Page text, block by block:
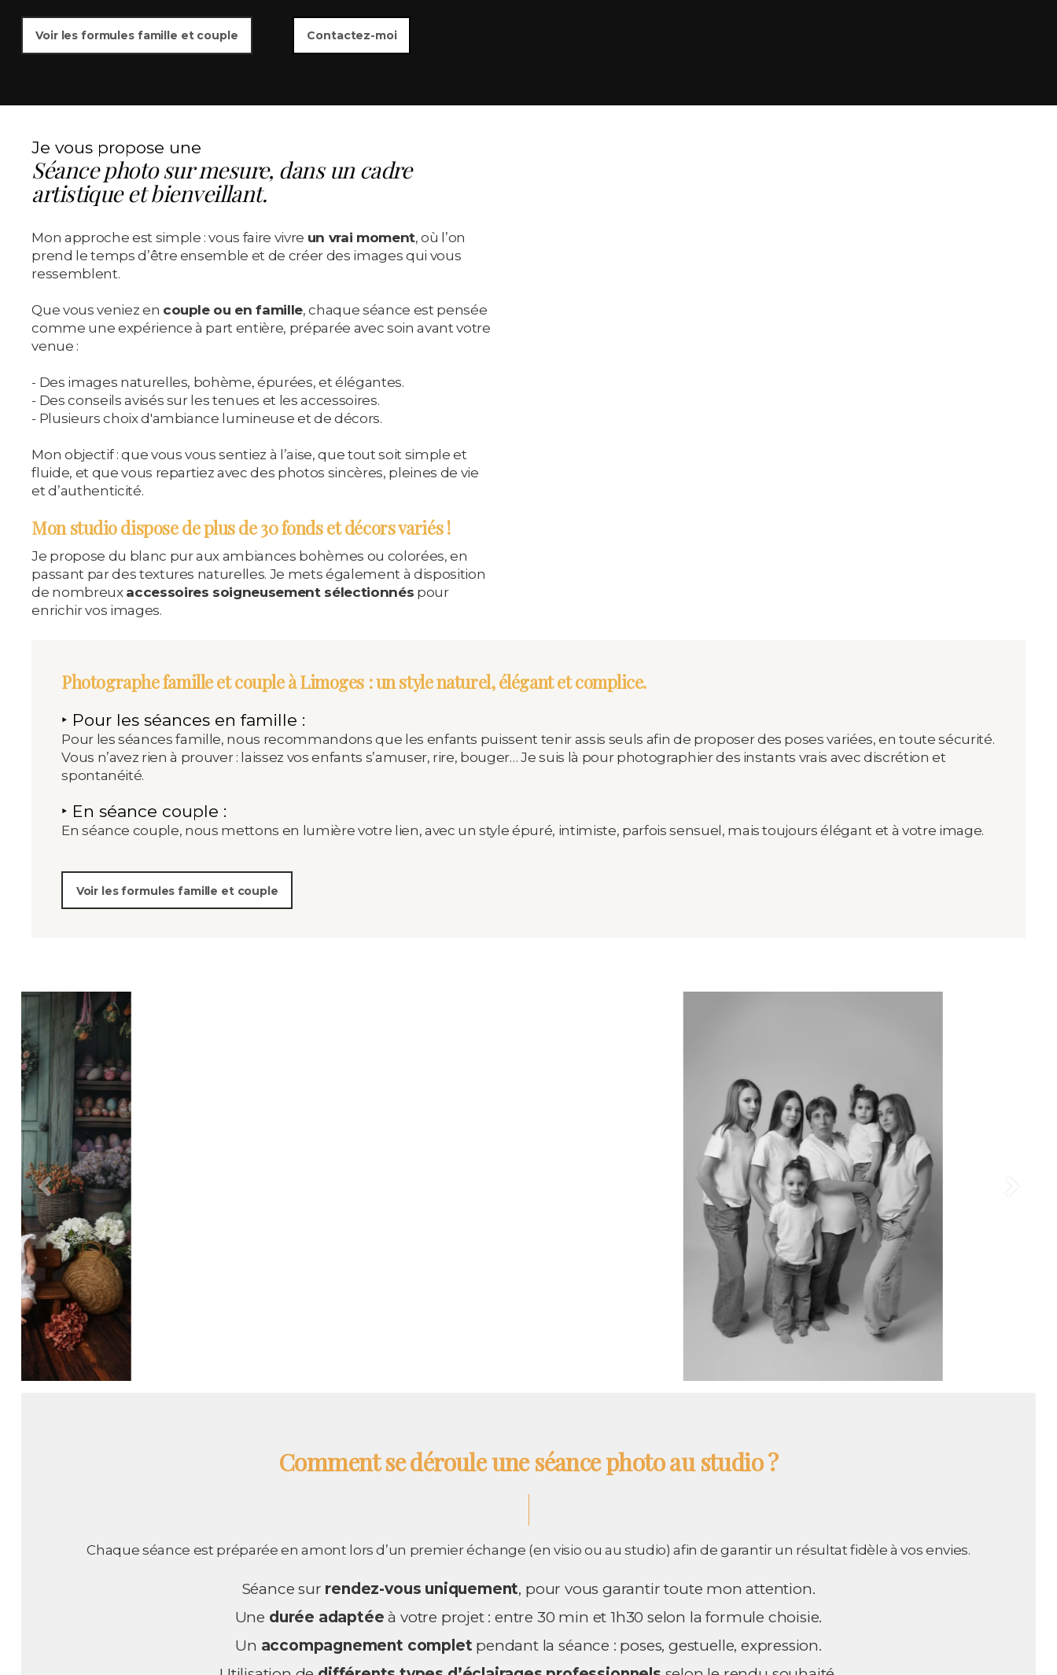
Voir les formules famille et couple Contactez-moi
Je vous propose une
Séance photo sur mesure, dans un cadre
artistique et bienveillant.
Mon approche est simple : vous faire vivre un vrai moment, où l’on
prend le temps d’être ensemble et de créer des images qui vous
ressemblent.
Que vous veniez en couple ou en famille, chaque séance est pensée
comme une expérience à part entière, préparée avec soin avant votre
venue :
- Des images naturelles, bohème, épurées, et élégantes.
- Des conseils avisés sur les tenues et les accessoires.
- Plusieurs choix d'ambiance lumineuse et de décors.
Mon objectif : que vous vous sentiez à l’aise, que tout soit simple et
fluide, et que vous repartiez avec des photos sincères, pleines de vie
et d’authenticité.
Mon studio dispose deplus de 30 fonds et décors variés !
Je propose du blanc pur aux ambiances bohèmes ou colorées, en
passant par des textures naturelles. Je mets également à disposition
de nombreux accessoires soigneusement sélectionnés pour
enrichir vos images.
Photographe famille et couple à Limoges : un style naturel, élégant et complice.
‣ Pour les séances en famille :
Pour les séances famille, nous recommandons que les enfants puissent tenir assis seuls afin de proposer des poses variées, en toute sécurité.
Vous n’avez rien à prouver : laissez vos enfants s’amuser, rire, bouger… Je suis là pour photographier des instants vrais avec discrétion et
spontanéité.
‣ En séance couple :
En séance couple, nous mettons en lumière votre lien, avec un style épuré, intimiste, parfois sensuel, mais toujours élégant et à votre image.
Voir les formules famille et couple
Comment se déroule une séance photo au studio ?
Chaque séance est préparée en amont lors d’un premier échange (en visio ou au studio) afin de garantir un résultat fidèle à vos envies.
Séance sur rendez-vous uniquement, pour vous garantir toute mon attention.
Une durée adaptée à votre projet : entre 30 min et 1h30 selon la formule choisie.
Un accompagnement complet pendant la séance : poses, gestuelle, expression.